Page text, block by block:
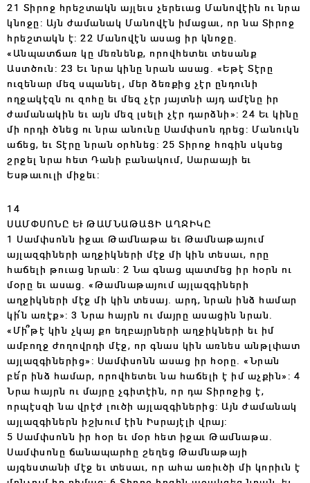
21 Տիրոջ հրեշտակն այլեւս չերեւաց Մանովէին ու նրա
կնոջը: Այն ժամանակ Մանովէն իմացաւ, որ նա Տիրոջ
հրեշտակն է: 22 Մանովէն ասաց իր կնոջը.
«Անպատճառ կը մեռնենք, որովհետեւ տեսանք
Աստծուն: 23 Եւ նրա կինը նրան ասաց. «Եթէ Տէրը
ուզենար մեզ սպանել, մեր ձեռքից չէր ընդունի
ողջակէզն ու զոհը եւ մեզ չէր յայտնի այդ ամէնը իր
ժամանակին եւ այն մեզ լսելի չէր դարձնի»: 24 Եւ կինը
մի որդի ծնեց ու նրա անունը Սամփսոն դրեց: Մանուկն
աճեց, եւ Տէրը նրան օրհնեց: 25 Տիրոջ հոգին սկսեց
շրջել նրա հետ Դանի բանակում, Սարաայի եւ
Եսթաւուլի միջեւ:
14
ՍԱՄՓՍՈՆԸ ԵՒ ԹԱՄՆԱԹԱՑԻ ԱՂՋԻԿԸ
1 Սամփսոնն իջաւ Թամնաթա եւ Թամնաթայում
այլազգիների աղջիկների մէջ մի կին տեսաւ, որը
հաճելի թուաց նրան: 2 Նա գնաց պատմեց իր հօրն ու
մօրը եւ ասաց. «Թամնաթայում այլազգիների
աղջիկների մէջ մի կին տեսայ. արդ, նրան ինձ համար
կի՛ն առէք»: 3 Նրա հայրն ու մայրը ասացին նրան.
«Մի՞թէ կին չկայ քո եղբայրների աղջիկների եւ իմ
ամբողջ ժողովրդի մէջ, որ գնաս կին առնես անթլփատ
այլազգիներից»: Սամփսոնն ասաց իր հօրը. «Նրան
բե՛ր ինձ համար, որովհետեւ նա հաճելի է իմ աչքին»: 4
Նրա հայրն ու մայրը չգիտէին, որ դա Տիրոջից է,
որպէսզի նա վրէժ լուծի այլազգիներից: Այն ժամանակ
այլազգիներն իշխում էին Իսրայէլի վրայ:
5 Սամփսոնն իր հօր եւ մօր հետ իջաւ Թամնաթա.
Սամփսոնը ճանապարհը շեղեց Թամնաթայի
այգեստանի մէջ եւ տեսաւ, որ ահա առիւծի մի կորիւն է